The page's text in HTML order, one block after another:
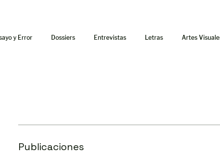
y Error Dossiers Entrevistas Letras Artes
Publicaciones